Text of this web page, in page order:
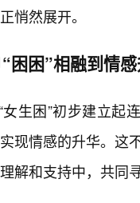
悄然展开。
困困”相融到情
女生困”初步建立
现情感的升华。这
解和支持中，共同